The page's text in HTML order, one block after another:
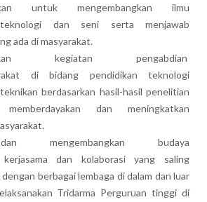
untuk mengembangkan ilmu
teknologi dan seni serta menjawab
ada di masyarakat.
kegiatan pengabdian
di bidang pendidikan teknologi
berdasarkan hasil-hasil penelitian
dan meningkatkan
mengembangkan budaya
kerjasama dan kolaborasi yang saling
berbagai lembaga di dalam dan luar
Tridarma Perguruan tinggi di